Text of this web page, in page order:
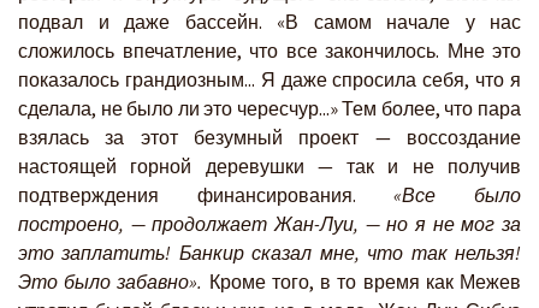
подвал и даже бассейн. «В самом начале у нас
сложилось впечатление, что все закончилось. Мне это
показалось грандиозным... Я даже спросила себя, что я
сделала, не было ли это чересчур...» Тем более, что пара
взялась за этот безумный проект — воссоздание
настоящей горной деревушки — так и не получив
подтверждения финансирования.«Все было
построено, — продолжает Жан-Луи, — но я не мог за
это заплатить! Банкир сказал мне, что так нельзя!
Это было забавно». Кроме того, в то время как Межев